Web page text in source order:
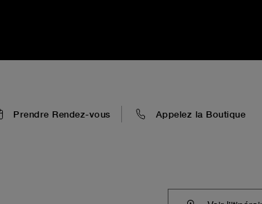
Prendre Rendez-vous Appelez la Boutique